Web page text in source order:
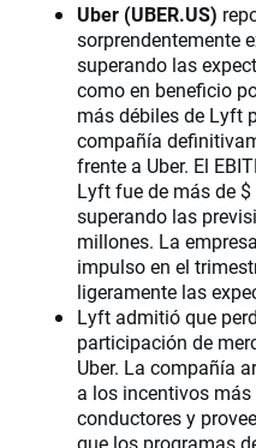
Uber (UBER.US)
sorprendentemente
superando las
como en beneficio
más débiles de Lyft
compañía
frente a Uber. El
Lyft fue de más de
superando las
millones. La
impulso en el
ligeramente las
Lyft admitió que
participación de
Uber. La compañía
a los incentivos más
conductores y
que los programas